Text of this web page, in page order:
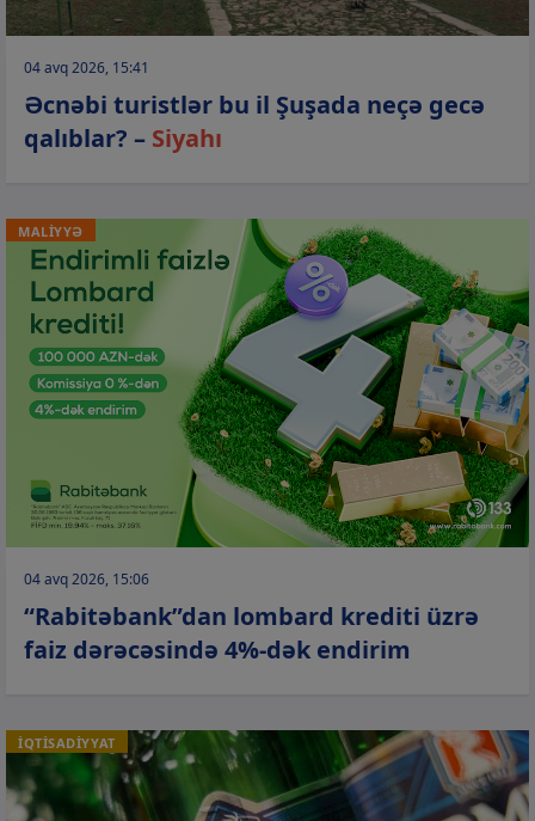
04 avq 2026, 15:41
Əcnəbi turistlər bu il Şuşada neçə gecə
qalıblar? – Siyahı
MALİYYƏ
04 avq 2026, 15:06
“Rabitəbank”dan lombard krediti üzrə
faiz dərəcəsində 4%-dək endirim
İQTİSADİYYAT